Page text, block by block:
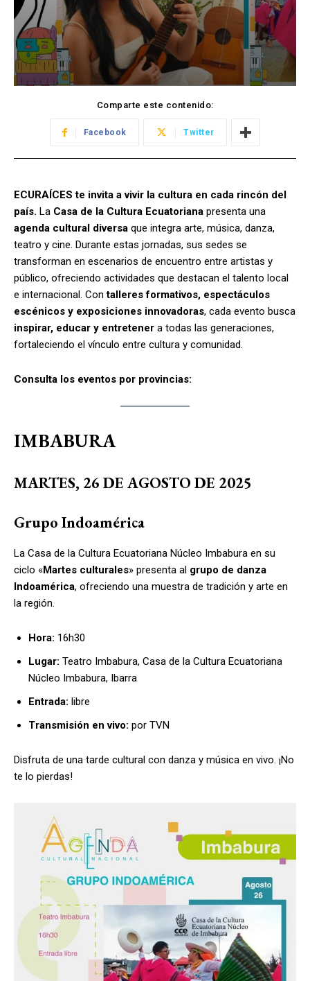
Comparte este contenido:
Facebook Twitter
ECURAÍCES te invita a vivir la cultura en cada rincón del
país. La Casa de la Cultura Ecuatoriana presenta una
agenda cultural diversa que integra arte, música, danza,
teatro y cine. Durante estas jornadas, sus sedes se
transforman en escenarios de encuentro entre artistas y
público, ofreciendo actividades que destacan el talento local
e internacional. Contalleres formativos, espectáculos
escénicos y exposiciones innovadoras, cada evento busca
inspirar, educar y entretener a todas las generaciones,
fortaleciendo el vínculo entre cultura y comunidad.
Consulta los eventos por provincias:
IMBABURA
MARTES, 26 DE AGOSTO DE 2025
Grupo Indoamérica
La Casa de la Cultura Ecuatoriana Núcleo Imbabura en su
ciclo «Martes culturales» presenta al grupo de danza
Indoamérica, ofreciendo una muestra de tradición y arte en
la región.
Hora: 16h30
Lugar: Teatro Imbabura, Casa de la Cultura Ecuatoriana
Núcleo Imbabura, Ibarra
Entrada: libre
Transmisión en vivo: por TVN
Disfruta de una tarde cultural con danza y música en vivo. ¡No
te lo pierdas!